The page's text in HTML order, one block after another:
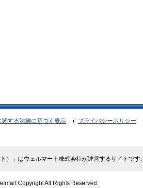
関する法律に基づく表示 プライバシーポリシー
）」はウェルマート株式会社が運営するサイトです。
Copyright All Rights Reserved.